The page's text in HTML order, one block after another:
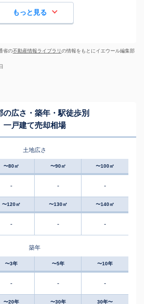
もっと見る
省の不動産情報ライブラリの情報をもとにイエウール編集部
の広さ・築年・駅徒歩別
一戸建て売却相場
土地広さ
〜80㎡ 〜90㎡ 〜100㎡
- - -
〜120㎡ 〜130㎡ 〜140㎡
- - -
築年
〜3年 〜5年 〜10年
- - -
〜20年 〜30年 30年〜